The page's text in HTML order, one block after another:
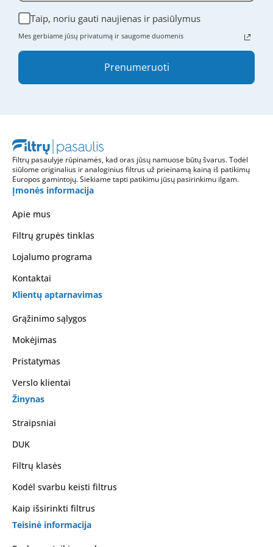
Taip, noriu gauti naujienas ir pasiūlymus
Mes gerbiame jūsų privatumą ir saugome duomenis
Prenumeruoti
Filtrų pasaulyje rūpinamės, kad oras jūsų namuose būtų švarus. Todėl
siūlome originalius ir analoginius filtrus už prieinamą kainą iš patikimų
Europos gamintojų. Siekiame tapti patikimu jūsų pasirinkimu ilgam.
Įmonės informacija
Apie mus
Filtrų grupės tinklas
Lojalumo programa
Kontaktai
Klientų aptarnavimas
Grąžinimo sąlygos
Mokėjimas
Pristatymas
Verslo klientai
Žinynas
Straipsniai
DUK
Filtrų klasės
Kodėl svarbu keisti filtrus
Kaip išsirinkti filtrus
Teisinė informacija